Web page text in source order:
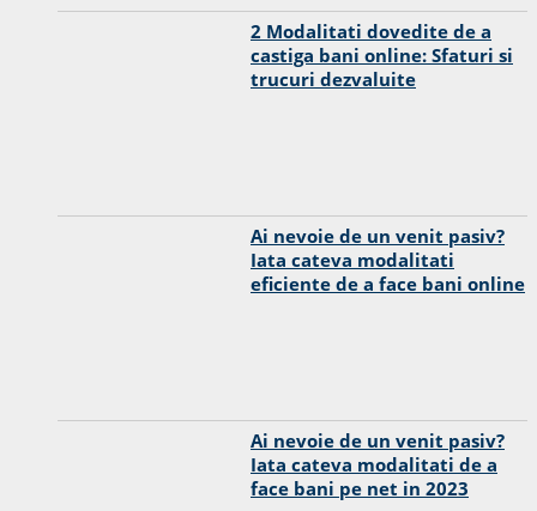
2 Modalitati dovedite de a
castiga bani online: Sfaturi si
trucuri dezvaluite
Ai nevoie de un venit pasiv?
Iata cateva modalitati
eficiente de a face bani online
Ai nevoie de un venit pasiv?
Iata cateva modalitati de a
face bani pe net in 2023